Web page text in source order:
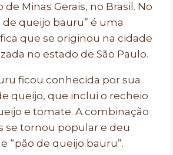
Minas Gerais, no Brasil. No
queijo bauru” é uma
que se originou na cidade
no estado de São Paulo.
ficou conhecida por sua
queijo, que inclui o recheio
e tomate. A combinação
se tornou popular e deu
“pão de queijo bauru”.